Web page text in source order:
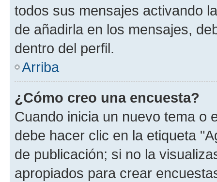
todos sus mensajes activando
de añadirla en los mensajes,
dentro del perfil.
Arriba
¿Cómo creo una encuesta?
Cuando inicia un nuevo tema o
debe hacer clic en la etiqueta
de publicación; si no la
apropiados para crear